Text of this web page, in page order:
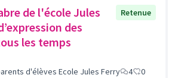
de l'école Jules
des
les temps
Retenue
d'élèves Ecole Jules Ferry 4 0